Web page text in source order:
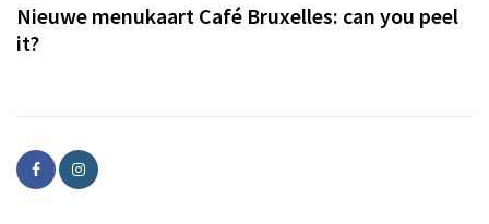
Nieuwe menukaart Café Bruxelles: can you peel
it?